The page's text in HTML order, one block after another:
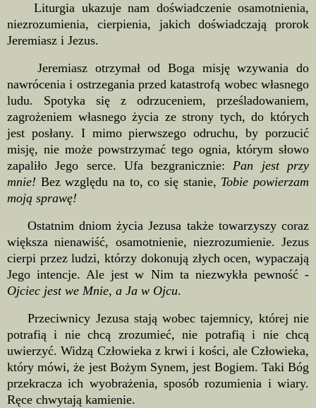
Liturgia ukazuje nam doświadczenie osamotnienia,
niezrozumienia, cierpienia, jakich doświadczają prorok
Jeremiasz i Jezus.
Jeremiasz otrzymał od Boga misję wzywania do
nawrócenia i ostrzegania przed katastrofą wobec własnego
ludu. Spotyka się z odrzuceniem, prześladowaniem,
zagrożeniem własnego życia ze strony tych, do których
jest posłany. I mimo pierwszego odruchu, by porzucić
misję, nie może powstrzymać tego ognia, którym słowo
zapaliło Jego serce. Ufa bezgranicznie:Pan jest przy
mnie! Bez względu na to, co się stanie, Tobie powierzam
moją sprawę!
Ostatnim dniom życia Jezusa także towarzyszy coraz
większa nienawiść, osamotnienie, niezrozumienie. Jezus
cierpi przez ludzi, którzy dokonują złych ocen, wypaczają
Jego intencje. Ale jest w Nim ta niezwykła pewność -
Ojciec jest we Mnie, a Ja w Ojcu.
Przeciwnicy Jezusa stają wobec tajemnicy, której nie
potrafią i nie chcą zrozumieć, nie potrafią i nie chcą
uwierzyć. Widzą Człowieka z krwi i kości, ale Człowieka,
który mówi, że jest Bożym Synem, jest Bogiem. Taki Bóg
przekracza ich wyobrażenia, sposób rozumienia i wiary.
Ręce chwytają kamienie.